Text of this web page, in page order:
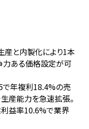
と内製化により1本
力ある価格設定が可
で年複利18.4%の売
産能力を急速拡張。
益率10.6%で業界